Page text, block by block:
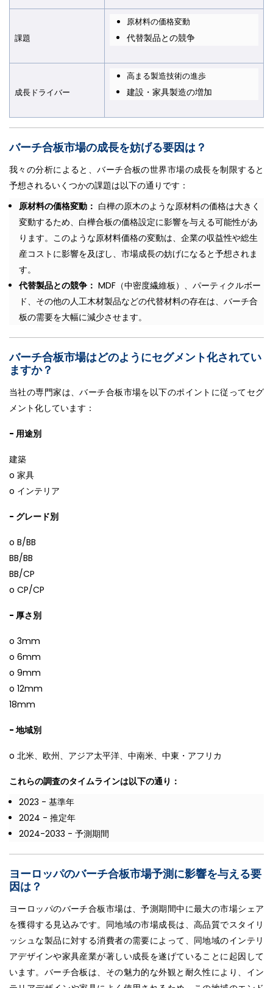
課題
原材料の価格変動
代替製品との競争
成長ドライバー
高まる製造技術の進歩
建設・家具製造の増加
バーチ合板市場の成長を妨げる要因は？
我々の分析によると、バーチ合板の世界市場の成長を制限すると
予想されるいくつかの課題は以下の通りです：
原材料の価格変動： 白樺の原木のような原材料の価格は大きく
変動するため、白樺合板の価格設定に影響を与える可能性があ
ります。このような原材料価格の変動は、企業の収益性や総生
産コストに影響を及ぼし、市場成長の妨げになると予想されま
す。
代替製品との競争： MDF（中密度繊維板）、パーティクルボー
ド、その他の人工木材製品などの代替材料の存在は、バーチ合
板の需要を大幅に減少させます。
バーチ合板市場はどのようにセグメント化されてい
ますか？
当社の専門家は、バーチ合板市場を以下のポイントに従ってセグ
メント化しています：
- 用途別
建築
o 家具
o インテリア
- グレード別
o B/BB
BB/BB
BB/CP
o CP/CP
- 厚さ別
o 3mm
o 6mm
o 9mm
o 12mm
18mm
- 地域別
o 北米、欧州、アジア太平洋、中南米、中東・アフリカ
これらの調査のタイムラインは以下の通り：
2023 - 基準年
2024 - 推定年
2024-2033 - 予測期間
ヨーロッパのバーチ合板市場予測に影響を与える要
因は？
ヨーロッパのバーチ合板市場は、予測期間中に最大の市場シェア
を獲得する見込みです。同地域の市場成長は、高品質でスタイリ
ッシュな製品に対する消費者の需要によって、同地域のインテリ
アデザインや家具産業が著しい成長を遂げていることに起因して
います。バーチ合板は、その魅力的な外観と耐久性により、イン